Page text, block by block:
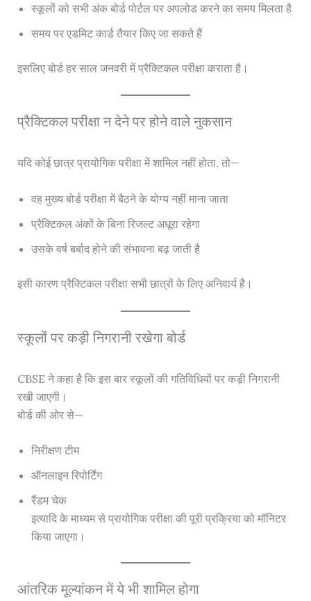
स्कूलों को सभी अंक बोर्ड पोर्टल पर अपलोड करने का समय मिलता है
समय पर एडमिट कार्ड तैयार किए जा सकते हैं
इसलिए बोर्ड हर साल जनवरी में प्रैक्टिकल परीक्षा कराता है।
प्रैक्टिकल परीक्षा न देने पर होने वाले नुकसान
यदि कोई छात्र प्रायोगिक परीक्षा में शामिल नहीं होता, तो—
वह मुख्य बोर्ड परीक्षा में बैठने के योग्य नहीं माना जाता
प्रैक्टिकल अंकों के बिना रिजल्ट अधूरा रहेगा
उसके वर्ष बर्बाद होने की संभावना बढ़ जाती है
इसी कारण प्रैक्टिकल परीक्षा सभी छात्रों के लिए अनिवार्य है।
स्कूलों पर कड़ी निगरानी रखेगा बोर्ड
CBSE ने कहा है कि इस बार स्कूलों की गतिविधियों पर कड़ी निगरानी
रखी जाएगी।
बोर्ड की ओर से—
निरीक्षण टीम
ऑनलाइन रिपोर्टिंग
रैंडम चेक
इत्यादि के माध्यम से प्रायोगिक परीक्षा की पूरी प्रक्रिया को मॉनिटर
किया जाएगा।
आंतरिक मूल्यांकन में ये भी शामिल होगा